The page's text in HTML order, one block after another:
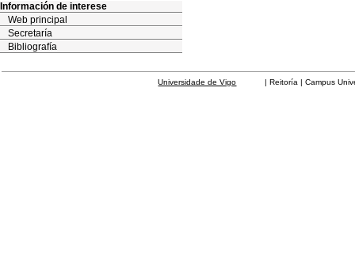
Información de interese
Web principal
Secretaría
Bibliografía
Universidade de Vigo | Reitoría | Campus